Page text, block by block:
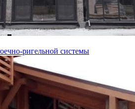
ригельной системы